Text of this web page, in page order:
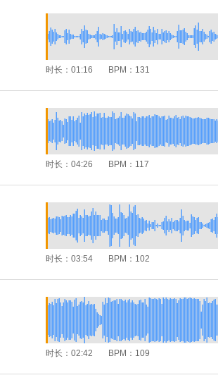
时长： 01:16 BPM： 131
时长： 04:26 BPM： 117
时长： 03:54 BPM： 102
时长： 02:42 BPM： 109